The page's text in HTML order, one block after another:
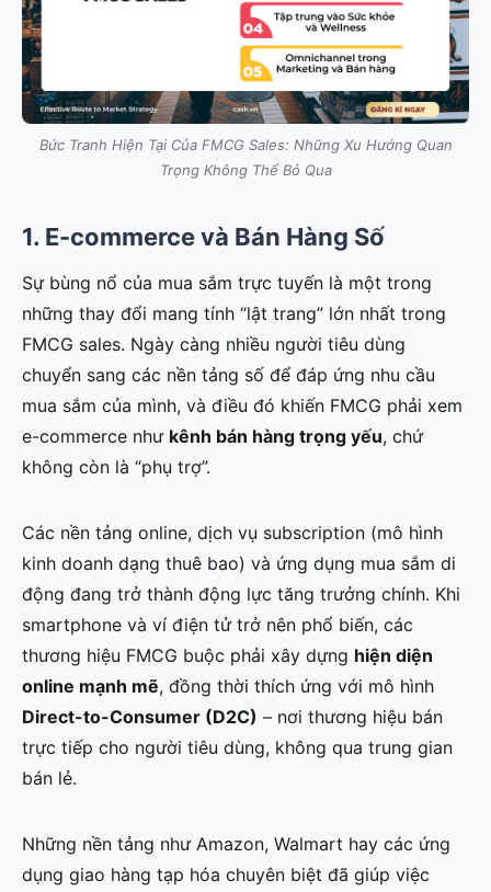
Bức Tranh Hiện Tại Của FMCG Sales: Những Xu Hướng Quan
Trọng Không Thể Bỏ Qua
1. E-commerce và Bán Hàng Số
Sự bùng nổ của mua sắm trực tuyến là một trong
những thay đổi mang tính “lật trang” lớn nhất trong
FMCG sales. Ngày càng nhiều người tiêu dùng
chuyển sang các nền tảng số để đáp ứng nhu cầu
mua sắm của mình, và điều đó khiến FMCG phải xem
e-commerce như kênh bán hàng trọng yếu, chứ
không còn là “phụ trợ”.
Các nền tảng online, dịch vụ subscription (mô hình
kinh doanh dạng thuê bao) và ứng dụng mua sắm di
động đang trở thành động lực tăng trưởng chính. Khi
smartphone và ví điện tử trở nên phổ biến, các
thương hiệu FMCG buộc phải xây dựng hiện diện
online mạnh mẽ, đồng thời thích ứng với mô hình
Direct-to-Consumer (D2C) – nơi thương hiệu bán
trực tiếp cho người tiêu dùng, không qua trung gian
bán lẻ.
Những nền tảng như Amazon, Walmart hay các ứng
dụng giao hàng tạp hóa chuyên biệt đã giúp việc